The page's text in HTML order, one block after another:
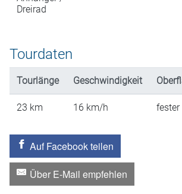
Dreirad
Tourdaten
Tourlänge Geschwindigkeit
23 km 16 km/h fester
Auf Facebook teilen
Über E-Mail empfehlen